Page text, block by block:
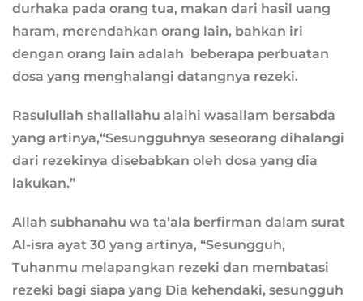
durhaka pada orang tua, makan dari hasil uang
haram, merendahkan orang lain, bahkan iri
dengan orang lain adalah beberapa perbuatan
dosa yang menghalangi datangnya rezeki.
Rasulullah shallallahu alaihi wasallam bersabda
yang artinya,“Sesungguhnya seseorang dihalangi
dari rezekinya disebabkan oleh dosa yang dia
lakukan.”
Allah subhanahu wa ta’ala berfirman dalam surat
Al-isra ayat 30 yang artinya, “Sesungguh,
Tuhanmu melapangkan rezeki dan membatasi
rezeki bagi siapa yang Dia kehendaki, sesungguh